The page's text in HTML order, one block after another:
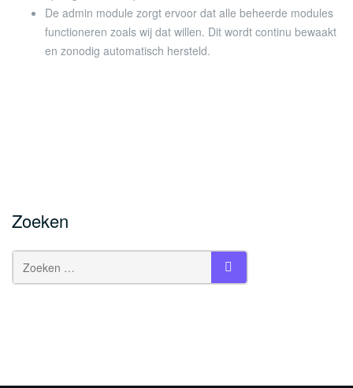
De admin module zorgt ervoor dat alle beheerde modules
functioneren zoals wij dat willen. Dit wordt continu bewaakt
en zonodig automatisch hersteld.
Zoeken
Search ZOEKEN